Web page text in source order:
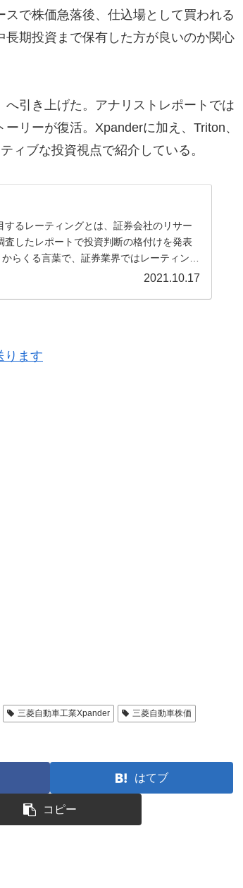
で株価急落後、仕込場として買われる
期投資まで保有した方が良いのか関心
引き上げた。アナリストレポートでは
リーが復活。Xpanderに加え、Triton、
ィブな投資視点で紹介している。
るレーティングとは、証券会社のリサー
したレポートで投資判断の格付けを発表
らくる言葉で、証券業界ではレーティング
2021.10.17
ります
三菱自動車工業Xpander 三菱自動車株価
はてブ
コピー